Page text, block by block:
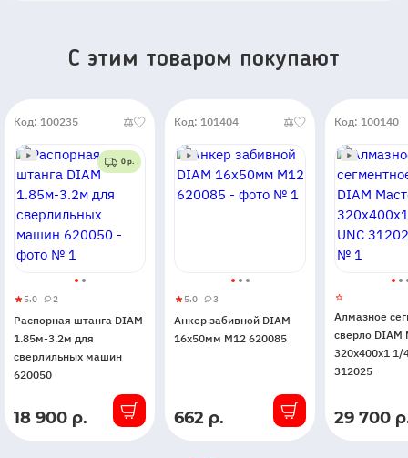
C этим товаром покупают
Код: 100235
0 р.
Распорная
штанга
DIAM
1.85м-3.2м
сверлильных
машин
5.0
5
2 2
Распорная штанга DIAM
1.85м-3.2м для
сверлильных машин
620050
В
18 900 р.
Код: 101404
Анкер
забивной
DIAM
620085
5.0
5
3 3
Анкер забивной DIAM
16х50мм М12 620085
В
662 р.
Код: 100140
Алмазное
сверло DIAM
320x400x1 1/
312025
В
29 700